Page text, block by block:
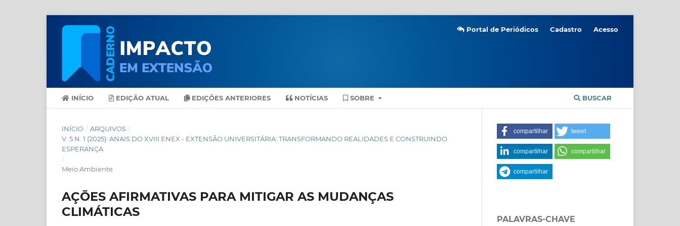
INÍCIO EDIÇÃO ATUAL EDIÇÕES ANTERIORES NOTÍCIAS SOBRE BUSCAR
Portal de Periódicos Cadastro Acesso
INÍCIO / ARQUIVOS /
V. 5 N. 1 (2025): ANAIS DO XVIII ENEX - EXTENSÃO UNIVERSITÁRIA: TRANSFORMANDO REALIDADES E CONSTRUINDO
ESPERANÇA
/
Meio Ambiente
AÇÕES AFIRMATIVAS PARA MITIGAR AS MUDANÇAS
CLIMÁTICAS
compartilhar tweet
compartilhar compartilhar
compartilhar
PALAVRAS-CHAVE